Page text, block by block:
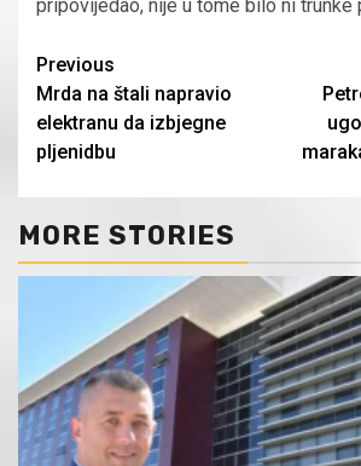
pripovijedao, nije u tome bilo ni trunke
Continue
Reading
Previous
Mrda na štali napravio
elektranu da izbjegne
pljenidbu
MORE STORIES